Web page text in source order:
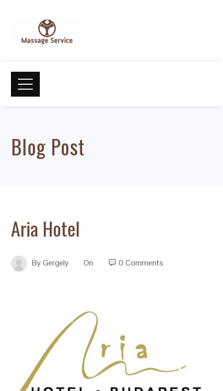
Blog Post
Aria Hotel
ByGergely On 0 Comments